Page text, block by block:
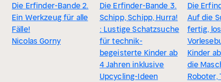
Die Erfinder-Bande 2.
Ein Werkzeug für alle
Fälle!
Nicolas Gorny
Die Erfinder-Bande 3.
Schipp, Schipp, Hurra!
: Lustige Schatzsuche
für technik-
begeisterte Kinder ab
4 Jahren inklusive
Upcycling-Ideen
Die
Auf die
fertig,
Kinder
die
Roboter,